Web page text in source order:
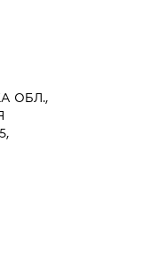
ОБЛ.,